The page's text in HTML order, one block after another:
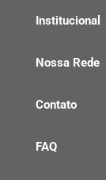
Institucional
Nossa Rede
Contato
FAQ